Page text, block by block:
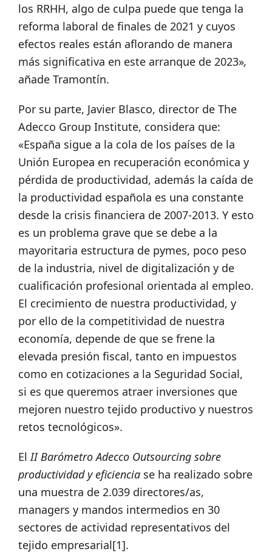
los RRHH, algo de culpa puede que tenga la
reforma laboral de finales de 2021 y cuyos
efectos reales están aflorando de manera
más significativa en este arranque de 2023»,
añade Tramontín.
Por su parte, Javier Blasco, director de The
Adecco Group Institute, considera que:
«España sigue a la cola de los países de la
Unión Europea en recuperación económica y
pérdida de productividad, además la caída de
la productividad española es una constante
desde la crisis financiera de 2007-2013. Y esto
es un problema grave que se debe a la
mayoritaria estructura de pymes, poco peso
de la industria, nivel de digitalización y de
cualificación profesional orientada al empleo.
El crecimiento de nuestra productividad, y
por ello de la competitividad de nuestra
economía, depende de que se frene la
elevada presión fiscal, tanto en impuestos
como en cotizaciones a la Seguridad Social,
si es que queremos atraer inversiones que
mejoren nuestro tejido productivo y nuestros
retos tecnológicos».
El II Barómetro Adecco Outsourcing sobre
productividad y eficiencia se ha realizado sobre
una muestra de 2.039 directores/as,
managers y mandos intermedios en 30
sectores de actividad representativos del
tejido empresarial[1].